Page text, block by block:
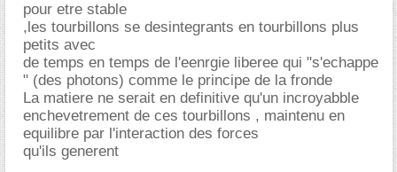
pour etre stable
,les tourbillons se desintegrants en tourbillons plus
petits avec
de temps en temps de l'eenrgie liberee qui "s'echappe
" (des photons) comme le principe de la fronde
La matiere ne serait en definitive qu'un incroyabble
enchevetrement de ces tourbillons , maintenu en
equilibre par l'interaction des forces
qu'ils generent